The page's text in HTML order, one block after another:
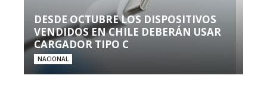
DESDE OCTUBRE LOS DISPOSITIVOS
VENDIDOS EN CHILE DEBERÁN USAR
CARGADOR TIPO C
NACIONAL